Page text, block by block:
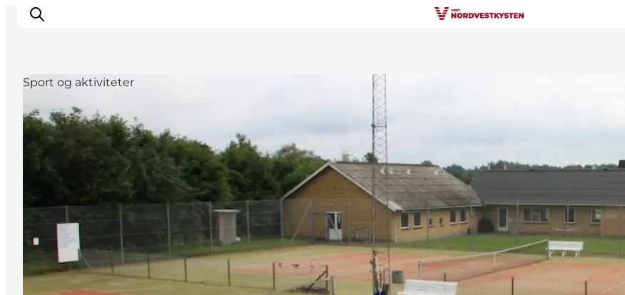
Feriesteder
Inspiration
Handicapvenlig ferie
Events
Overnatning
Planlæg din ferie
Sport og aktiviteter